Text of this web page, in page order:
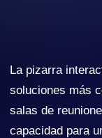
La pizarra
soluciones más
salas de
capacidad para